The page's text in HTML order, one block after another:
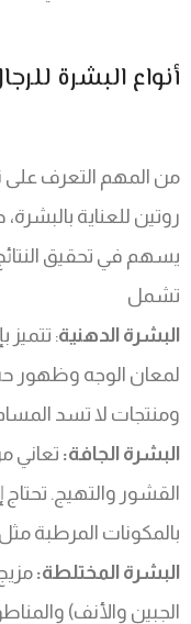
أنواع البشرة
من المهم التعرف على
روتين للعناية
يسهم في تحقيق النتائج
تشمل
البشرة الدهنية: تتميز
لمعان الوجه وظهور
ومنتجات لا تسد
البشرة الجافة: تعاني
القشور والتهيج.
بالمكونات المرطبة
البشرة المختلطة:
الجبين والأنف)